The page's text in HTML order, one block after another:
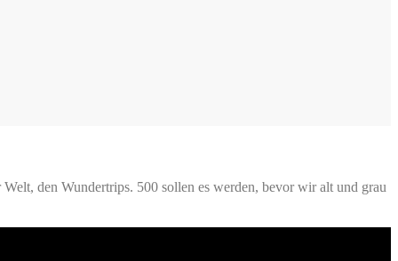
den Wundertrips. 500 sollen es werden, bevor wir alt und grau